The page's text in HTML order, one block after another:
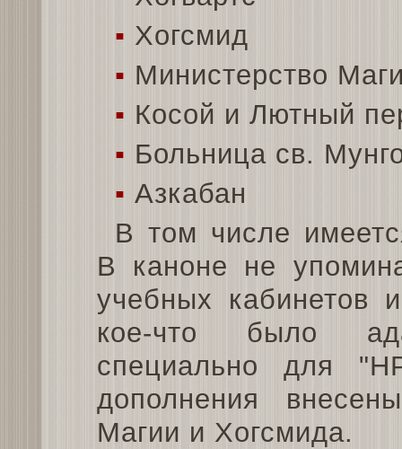
▪ Хогсмид
▪ Министерство
▪ Косой и Лютный
▪ Больница св.
▪ Азкабан
В том числе
В каноне не
учебных кабинетов
кое-что было
специально для
дополнения
Магии и Хогсмида.